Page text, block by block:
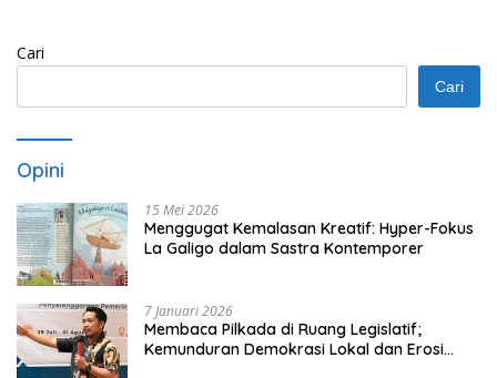
Cari
Cari
Opini
15 Mei 2026
Menggugat Kemalasan Kreatif: Hyper-Fokus
La Galigo dalam Sastra Kontemporer
7 Januari 2026
Membaca Pilkada di Ruang Legislatif;
Kemunduran Demokrasi Lokal dan Erosi